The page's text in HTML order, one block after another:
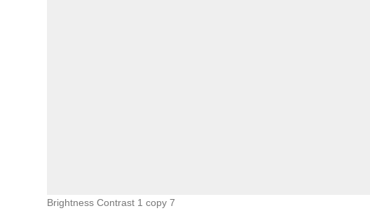
Brightness Contrast 1 copy 7